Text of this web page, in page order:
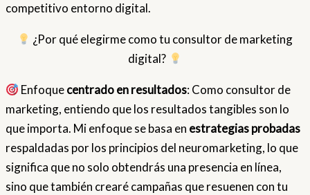
competitivo entorno digital.
¿Por qué elegirme como tu consultor de marketing
digital?
Enfoquecentrado en resultados: Como consultor de
marketing, entiendo que los resultados tangibles son lo
que importa. Mi enfoque se basa en estrategias probadas
respaldadas por los principios del neuromarketing, lo que
significa que no solo obtendrás una presencia en línea,
sino que también crearé campañas que resuenen con tu